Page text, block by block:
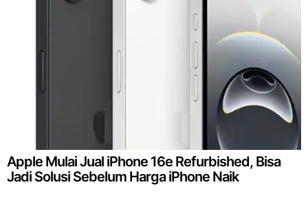
Apple Mulai Jual iPhone 16e Refurbished, Bisa
Jadi Solusi Sebelum Harga iPhone Naik